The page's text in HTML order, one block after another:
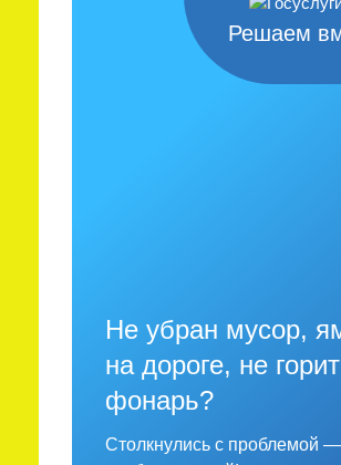
Решаем
Не убран мусор,
на дороге, не горит
фонарь?
Столкнулись с проблемой —